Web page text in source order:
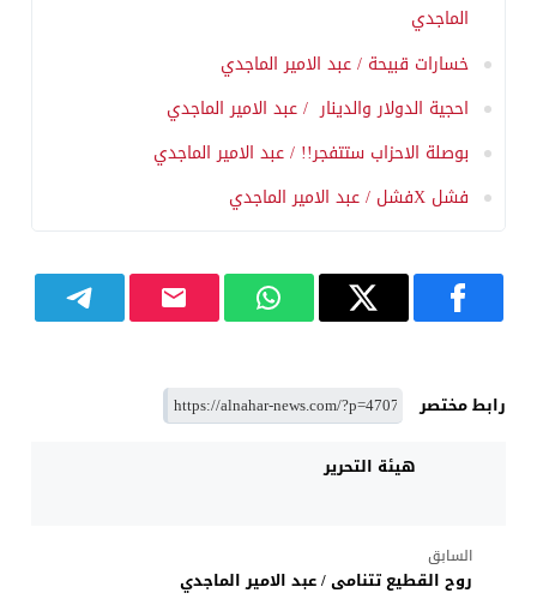
الماجدي
خسارات قبيحة / عبد الامير الماجدي
احجية الدولار والدينار ‏ / عبد الامير الماجدي
بوصلة الاحزاب ستتفجر!! / عبد الامير الماجدي
فشل Xفشل / عبد الامير الماجدي
رابط مختصر
هيئة التحرير
السابق
روح القطيع تتنامى / عبد الامير الماجدي